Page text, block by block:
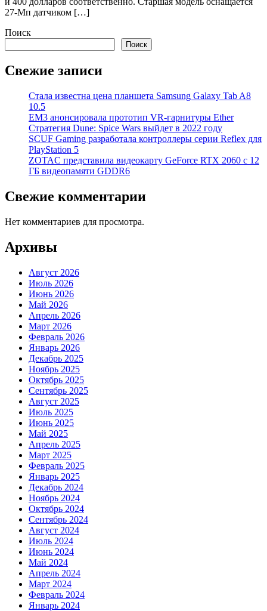
27-Мп датчиком […]
Поиск
Поиск
Свежие записи
Стала известна цена планшета Samsung Galaxy Tab A8
10.5
EM3 анонсировала прототип VR-гарнитуры Ether
Стратегия Dune: Spice Wars выйдет в 2022 году
SCUF Gaming разработала контроллеры серии Reflex для
PlayStation 5
ZOTAC представила видеокарту GeForce RTX 2060 с 12
ГБ видеопамяти GDDR6
Свежие комментарии
Нет комментариев для просмотра.
Архивы
Август 2026
Июль 2026
Июнь 2026
Май 2026
Апрель 2026
Март 2026
Февраль 2026
Январь 2026
Декабрь 2025
Ноябрь 2025
Октябрь 2025
Сентябрь 2025
Август 2025
Июль 2025
Июнь 2025
Май 2025
Апрель 2025
Март 2025
Февраль 2025
Январь 2025
Декабрь 2024
Ноябрь 2024
Октябрь 2024
Сентябрь 2024
Август 2024
Июль 2024
Июнь 2024
Май 2024
Апрель 2024
Март 2024
Февраль 2024
Январь 2024